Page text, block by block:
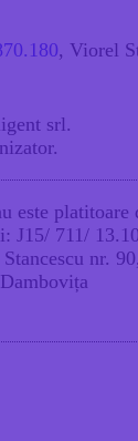
, Viorel
srl.
este platitoare
: J15/ 711/
nr. 90,